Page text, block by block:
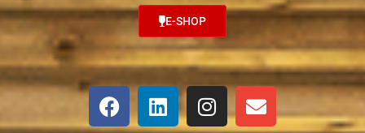
E-SHOP